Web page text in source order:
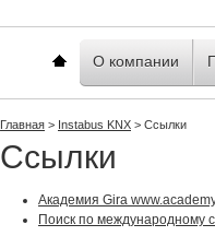
Главная
О компании
Главная > Instabus KNX > Ссылки
Ссылки
Академия Gira
Поиск по международному